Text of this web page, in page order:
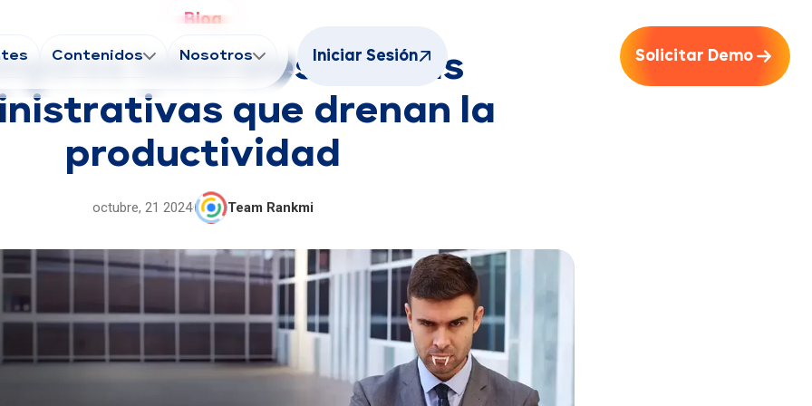
Contenidos Nosotros Iniciar Sesión Solicitar Demo
Blog
laborales: tareas
que drenan la
productividad
octubre, 21 2024· Team Rankmi